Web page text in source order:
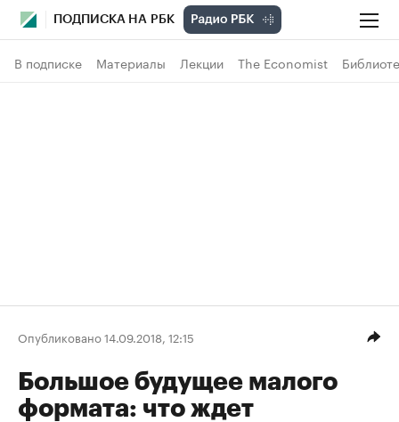
ПОДПИСКА НА РБК
В подписке Материалы Лекции The Economist
Опубликовано 14.09.2018, 12:15
Большое будущее малого
формата: что ждет